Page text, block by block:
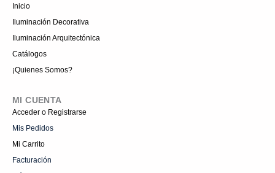
Inicio
Iluminación Decorativa
Iluminación Arquitectónica
Catálogos
¡Quienes Somos?
MI CUENTA
Acceder o Registrarse
Mis Pedidos
Mi Carrito
Facturación